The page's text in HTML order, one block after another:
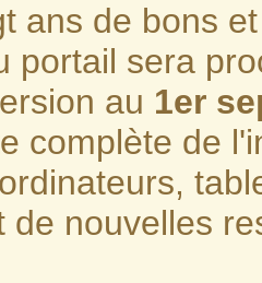
ans de bons
portail sera
au 1er
complète de
de nouvelles